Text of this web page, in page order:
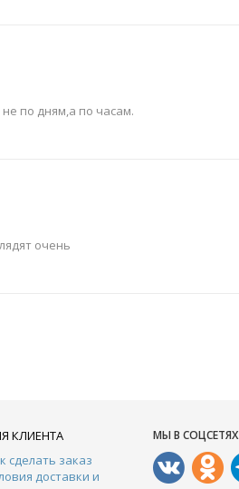
по дням,а по часам.
очень
КЛИЕНТА
сделать заказ
доставки и
МЫ В СОЦСЕТЯХ